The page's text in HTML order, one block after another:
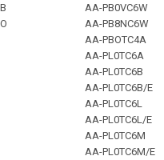
AA-PB0VC6W
AA-PB8NC6W
AA-PBOTC4A
AA-PL0TC6A
AA-PL0TC6B
AA-PL0TC6B/E
AA-PL0TC6L
AA-PL0TC6L/E
AA-PL0TC6M
AA-PL0TC6M/E